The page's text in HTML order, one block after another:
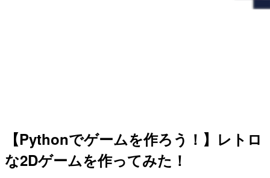
【Pythonでゲームを作ろう！】レトロ
な2Dゲームを作ってみた！